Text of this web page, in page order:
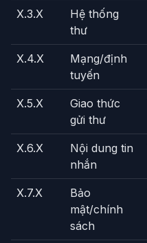
X.3.X
Hệ thống
thư
X.4.X
Mạng/định
tuyến
X.5.X
Giao thức
gửi thư
X.6.X
Nội dung tin
nhắn
X.7.X
Bảo
mật/chính
sách